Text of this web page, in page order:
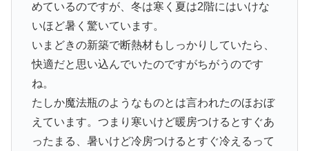
めているのですが、冬は寒く夏は2階にはいけな
いほど暑く驚いています。
いまどきの新築で断熱材もしっかりしていたら、
快適だと思い込んでいたのですがちがうのです
ね。
たしか魔法瓶のようなものとは言われたのほおぼ
えています。つまり寒いけど暖房つけるとすぐあ
ったまる、暑いけど冷房つけるとすぐ冷えるって